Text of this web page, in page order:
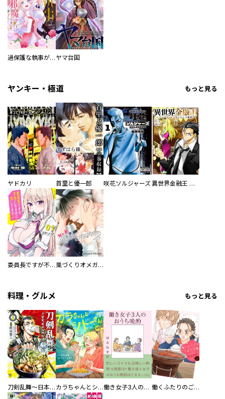
過保護な執事が私の婚活を邪魔してきます！ ヤマ台国
ヤンキー・極道 もっと見る
ヤドカリ 首里と優一郎 咲花ソルジャーズ 異世界金融王 ～クローネ・ゴルディオンの覇道～
委員長ですが不良になるほど恋してます！ 巣づくりオメガバース
料理・グルメ もっと見る
刀剣乱舞～日本号つれづれ酒～ カラちゃんとシトーさんと、 【分冊版】 働き女子3人のおうち晩酌 働くふたりのごほうび飯